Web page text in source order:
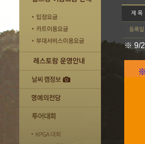
제 목
등록일
※ 9/